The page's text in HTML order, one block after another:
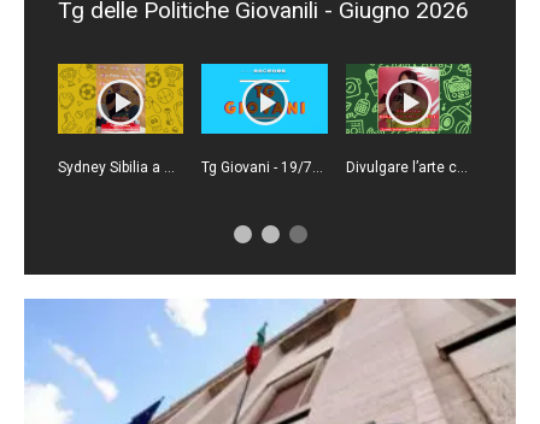
Tg delle Politiche Giovanili - Giugno 2026
Sydney Sibilia a Giffoni Film Festival Tg Giovani - 19/7/2026 Divulgare l’arte con JesuisSabrine